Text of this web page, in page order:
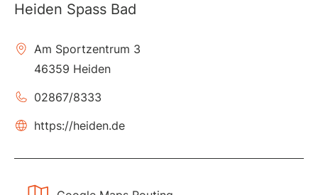
Heiden Spass Bad
Am Sportzentrum 3
46359 Heiden
02867/8333
https://heiden.de